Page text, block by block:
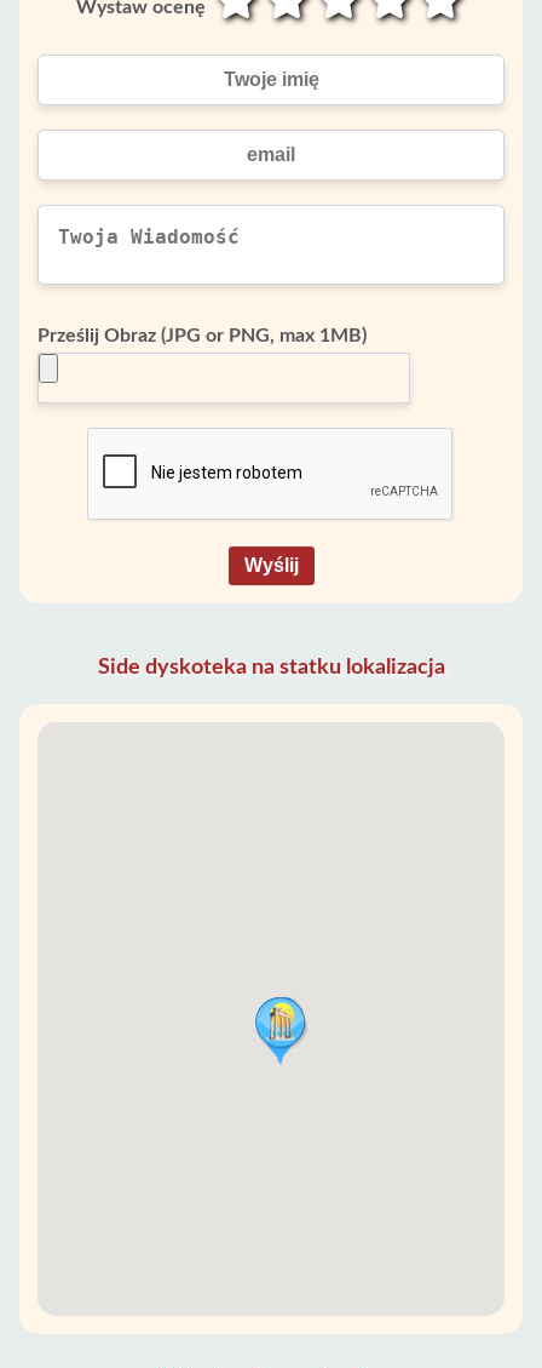
Wystaw ocenę
Prześlij Obraz (JPG or PNG, max 1MB)
Wyślij
Side dyskoteka na statku lokalizacja